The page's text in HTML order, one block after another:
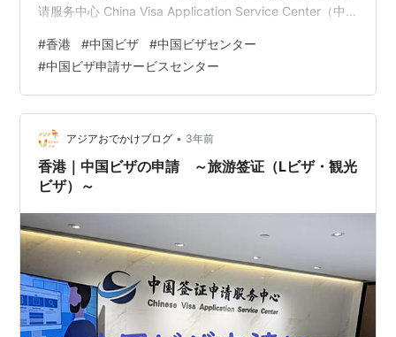
请服务中心 China Visa Application Service Center（中
ってきました。申請したのはマルチエントリーの旅游签
证（Lビザ・観光ビザ）です。 申請したときの様子はこ
ちら☟ 2023年11月30日（木）に申請し、12月5日（火）
に受け取りに行ってきました。 灣仔 Wan Chaiへ その前
に尖沙咀 Tsi…
#香港 #中国ビザ #中国ビザセンター
#中国ビザ申請サービスセンター
アジアおでかけブログ • 3年前
香港｜中国ビザの申請 ～旅游签证（Lビザ・観光
ビザ）～